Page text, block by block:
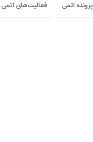
پرونده اتمی فعالیت‌های اتمی